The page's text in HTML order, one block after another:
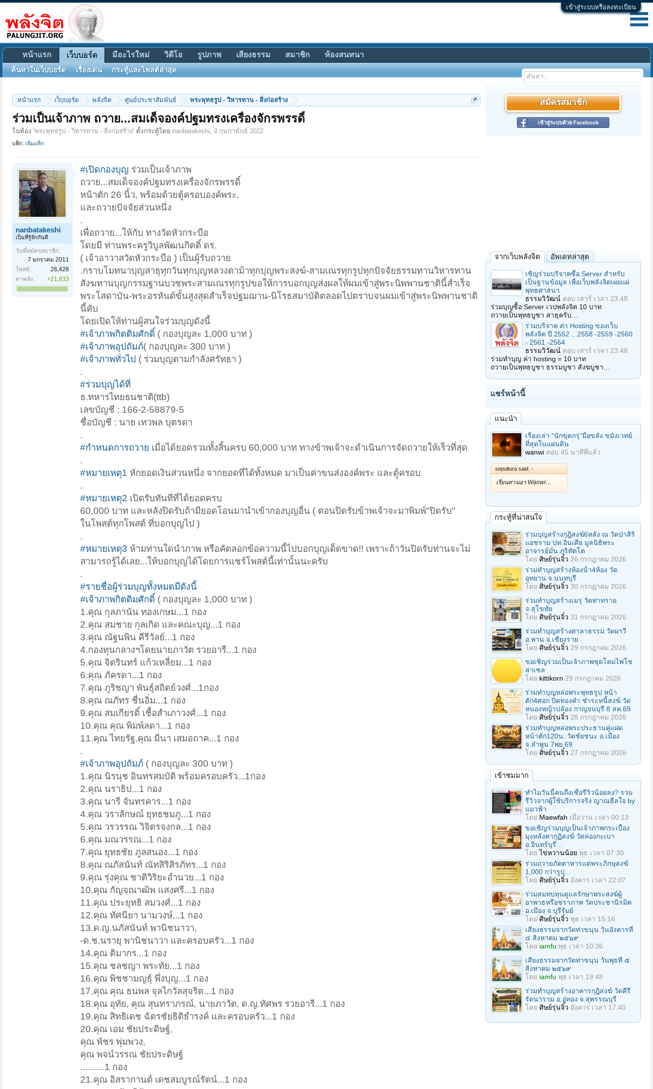
เข้าสู่ระบบหรือลงทะเบียน
หน้าแรก เว็บบอร์ด พลังจิต ศูนย์ประชาสัมพันธ์ พระพุทธรูป - วิหารทาน - สิ่งก่อสร้าง
ร่วมเป็นเจ้าภาพ ถวาย...สมเด็จองค์ปฐมทรงเครื่องจักรพรรดิ์
ในห้อง 'พระพุทธรูป - วิหารทาน - สิ่งก่อสร้าง' ตั้งกระทู้โดย nanbatakeshi, 9 กุมภาพันธ์ 2022.
แท็ก: เพิ่มแท็ก
nanbatakeshi
เป็นที่รู้จักกันดี
วันที่สมัครสมาชิก:
7 มกราคม 2011
โพสต์:
26,428
ค่าพลัง:
+21,833
#เปิดกองบุญ ร่วมเป็นเจ้าภาพ
ถวาย...สมเด็จองค์ปฐมทรงเครื่องจักรพรรดิ์
หน้าตัก 26 นิ้ว, พร้อมด้วยตู้ครอบองค์พระ,
และถวายปัจจัยส่วนหนึ่ง
.
เพื่อถวาย...ให้กับ ทางวัดหัวกระบือ
โดยมี ท่านพระครูวิบูลพัฒนกิตติ์ ดร.
( เจ้าอาวาสวัดหัวกระบือ ) เป็นผู้รับถวาย
.กราบโมทนาบุญสาธุทุกวันทุกบุญหลวงตาม้าทุกบุญพระสงฆ์-สามเณรทุกรูปทุกปัจจัยธรรมทานวิหารทาน
สังฆทานบุญกรรมฐานบวชพระสามเณรทุกรูปขอให้การบอกบุญส่งผลให้ผมเข้าสู่พระนิพพานชาตินี้สำเร็จ
พระโสดาบัน-พระอรหันต์ขั้นสูงสุดสำเร็จปฐมฌาน-นิโรธสมาบัติตลอดไปตราบจนผมเข้าสู่พระนิพพานชาติ
นี้คับ
โดยเปิดให้ท่านผู้สนใจร่วมบุญดังนี้
#เจ้าภาพกิตติมศักดิ์ ( กองบุญละ 1,000 บาท )
#เจ้าภาพอุปถัมภ์( กองบุญละ 300 บาท )
#เจ้าภาพทั่วไป ( ร่วมบุญตามกำลังศรัทธา )
.
#ร่วมบุญได้ที่
ธ.ทหารไทยธนชาติ(ttb)
เลขบัญชี : 166-2-58879-5
ชื่อบัญชี : นาย เทวพล บุตรดา
.
#กำหนดการถวาย เมื่อได้ยอดรวมทั้งสิ้นครบ 60,000 บาท ทางข้าพเจ้าจะดำเนินการจัดถวายให้เร็วที่สุด
.
#หมายเหตุ1 หักยอดเงินส่วนหนึ่ง จากยอดที่ได้ทั้งหมด มาเป็นค่าขนส่งองค์พระ และตู้ครอบ
.
#หมายเหตุ2 เปิดรับทันทีที่ได้ยอดครบ
60,000 บาท และหลังปิดรับถ้ามียอดโอนมานำเข้ากองบุญอื่น ( ตอนปิดรับข้าพเจ้าจะมาพิมพ์"ปิดรับ"
ในโพสต์ทุกโพสต์ ที่บอกบุญไป )
.
#หมายเหตุ3 ห้ามท่านใดนำภาพ หรือคัดลอกข้อความนี้ไปบอกบุญเด็ดขาด!! เพราะถ้าวันปิดรับท่านจะไม่
สามารถรู้ได้เลย...ให้บอกบุญได้โดยการแชร์โพสต์นี้เท่านั้นนะครับ
.
#รายชื่อผู้ร่วมบุญทั้งหมดมีดังนี้
#เจ้าภาพกิตติมศักดิ์ ( กองบุญละ 1,000 บาท )
1.คุณ กุลภานัน ทองเกษม...1 กอง
2.คุณ สมชาย กุลเกิด และคณะบุญ...1 กอง
3.คุณ ณัฐนพิน คีรีวัลย์...1 กอง
4.กองทุนกลางฯโดยนายภาวัต รวยอารี...1 กอง
5.คุณ จิตรินทร์ แก้วเหลี่ยม...1 กอง
6.คุณ ภัครดา...1 กอง
7.คุณ ภูริชญา พันธุ์สถิตย์วงศ์...1กอง
8.คุณ ณภัทร ชื่นอิ่ม...1 กอง
9.คุณ สมเกียรติ์ เชื้อสำเภาวงศ์...1 กอง
10.คุณ คุณ พิมพ์ลดา...1 กอง
11.คุณ ไทยรัฐ,คุณ มีนา เสมอถาค...1 กอง
.
#เจ้าภาพอุปถัมภ์ ( กองบุญละ 300 บาท )
1.คุณ นิรนุช อินทรสมบัติ พร้อมครอบครัว...1กอง
2.คุณ นราธิป...1 กอง
3.คุณ นารี จันทรคาร...1 กอง
4.คุณ วราลักษณ์ ยุทธชมภู...1 กอง
5.คุณ วรวรรณ วิจิตรจงกล...1 กอง
6.คุณ มณวรรณ...1 กอง
7.คุณ ยุทธชัย ภูลสนอง...1 กอง
8.คุณ ณภัสนันท์ ณัทสิริสิรภัทร...1 กอง
9.คุณ รุ่งคุณ ชาติวิริยะอำนวย...1 กอง
10.คุณ กัญจณาฒิพ แสงศรี...1 กอง
11.คุณ ประยุทธิ สมวงศ์...1 กอง
12.คุณ ทัศนียา นามวงษ์...1 กอง
13.ด.ญ.นภัสนันท์ พานิชนาวา,
-ด.ช.นรายุ พานิชนาวา และครอบครัว...1 กอง
14.คุณ ติมากร...1 กอง
15.คุณ ชลชญา พระทัย...1 กอง
16.คุณ พิชชามญธุ์ พึ่งบุญ...1 กอง
17.คุณ คุณ ธนพล จุลไกวัลสุจริต...1 กอง
18.คุณ อุทัย, คุณ สุนทราภรณ์, นายภาวัต, ด.ญ.ทัศพร รวยอารี...1 กอง
19.คุณ สิทธิเดช ฉัตรชัยธิติธำรงค์ และครอบครัว...1 กอง
20.คุณ เอม ชัยประดิษฐ์,
คุณ พัชร พุ่มพวง,
คุณ พจน์วรรณ ชัยประดิษฐ์
..........1 กอง
21.คุณ อิสรากานต์ เดชสมบูรณ์รัตน์...1 กอง
สมัครสมาชิก
เข้าสู่ระบบด้วย Facebook
จากเว็บพลังจิต อัพเดทล่าสุด
เชิญร่วมบริจาคซื้อ Server สำหรับ
เป็นฐานข้อมูล เพื่อเว็บพลังจิตเผยแผ่
พุทธศาสนา
ธรรมวิวัฒน์ ตอบ เสาร์ เวลา 23:48
ร่วมบุญซื้อ Server เวปพลังจิต 10 บาท
ถวายเป็นพุทธบูชา สาธุครับ…
ร่วมบริจาค ค่า Hosting ของเว็บ
พลังจิต ปี 2552 ...2558 -2559 -2560
- 2561 -2564
ธรรมวิวัฒน์ ตอบ เสาร์ เวลา 23:48
ร่วมทำบุญ ค่า hosting = 10 บาท
ถวายเป็นพุทธบูชา ธรรมบูชา สังฆบูชา…
แชร์หน้านี้
แนะนำ
เรื่องเล่า "นักขุดกรุ"มือขลัง ขมังเวทย์
ที่สุดในแผ่นดิน
wanwi ตอบ 45 นาทีที่แล้ว
sepultura said: ↑
เรียนท่านอา Wanwi…
กระทู้ที่น่าสนใจ
ร่วมบุญสร้างกุฎิสงฆ์6หลัง ณ วัดป่าสิริ
แอชราม ปท.อินเดีย มูลนิธิพระ
อาจารย์มั่น ภูริทัตโต
โดย ศิษย์รุ่นจิ๋ว 26 กรกฎาคม 2026
ร่วมทําบุญสร้างห้องนั้า4ห้อง วัด
อุทยาน จ.นนทบุรี
โดย ศิษย์รุ่นจิ๋ว 30 กรกฎาคม 2026
ร่วมทําบุญสร้างเมรุ วัดท่าทราย
จ.สุโขทัย
โดย ศิษย์รุ่นจิ๋ว 31 กรกฎาคม 2026
ร่วมทําบุญสร้างศาลาธรรม วัดผาวี
อ.พาน จ.เชียงราย
โดย ศิษย์รุ่นจิ๋ว 29 กรกฎาคม 2026
ขอเชิญร่วมเป็นเจ้าภาพชุดโคมไฟโซ
ล่าเซล
โดย kittikorn 29 กรกฎาคม 2026
ร่วมทําบุญหล่อพระพุทธรูป หน้า
ตัก4ศอก ปิดทองคํา ชําระหนี้สงฆ์ วัด
หนองหญ้าปล้อง กาญจนบุรี 8 สค.69
โดย ศิษย์รุ่นจิ๋ว 28 กรกฎาคม 2026
ร่วมทําบุญหล่อพระประธานคู่แฝด
หน้าตัก120น. วัดชัยชนะ อ.เมือง
จ.ลำพูน 7พย.69
โดย ศิษย์รุ่นจิ๋ว 27 กรกฎาคม 2026
เข้าชมมาก
ทำไมวันนี้คนถึงเชื่อรีวิวน้อยลง? รวม
รีวิวจากผู้ใช้บริการจริง ญาณฮีลใจ by
แมวฟ้า
โดย Maewfah เมื่อวาน เวลา 00:13
ขอเชิญร่วมบุญเป็นเจ้าภาพกระเบื้อง
มุงหลังคากุฏิสงฆ์ วัดล่องกะเบา
อ.อินทร์บุรี...
โดยไข่หวานน้อย พุธ เวลา 07:30
ร่วมถวายภัตตาหารแด่พระภิกษุสงฆ์
1,000 กว่ารูป...
โดย ศิษย์รุ่นจิ๋ว อังคาร เวลา 22:07
ร่วมสมทบทุนดูแลรักษาพระสงฆ์ผู้
อาพาธหรือชราภาพ วัดประชานิรมิต
อ.เมือง จ.บุรีรัมย์
โดย ศิษย์รุ่นจิ๋ว พุธ เวลา 15:16
เสียงธรรมจากวัดท่าขนุน วันอังคารที่
๔ สิงหาคม ๒๕๖๙
โดย iamfu พุธ เวลา 10:36
เสียงธรรมจากวัดท่าขนุน วันพุธที่ ๕
สิงหาคม ๒๕๖๙
โดย iamfu พุธ เวลา 19:48
ร่วมทำบุญสร้างอาคารกุฎิสงฆ์ วัดคีรี
รัตนาราม อ.อู่ทอง จ.สุพรรณบุรี
โดย ศิษย์รุ่นจิ๋ว อังคาร เวลา 17:40
หน้าแรก เว็บบอร์ด
ค้นหาในเว็บบอร์ด เรื่องเด่น กระทู้และโพสต์ล่าสุด
มีอะไรใหม่ วิดีโอ รูปภาพ เสียงธรรม สมาชิก ห้องสนทนา